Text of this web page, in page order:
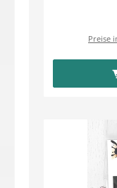
Preise